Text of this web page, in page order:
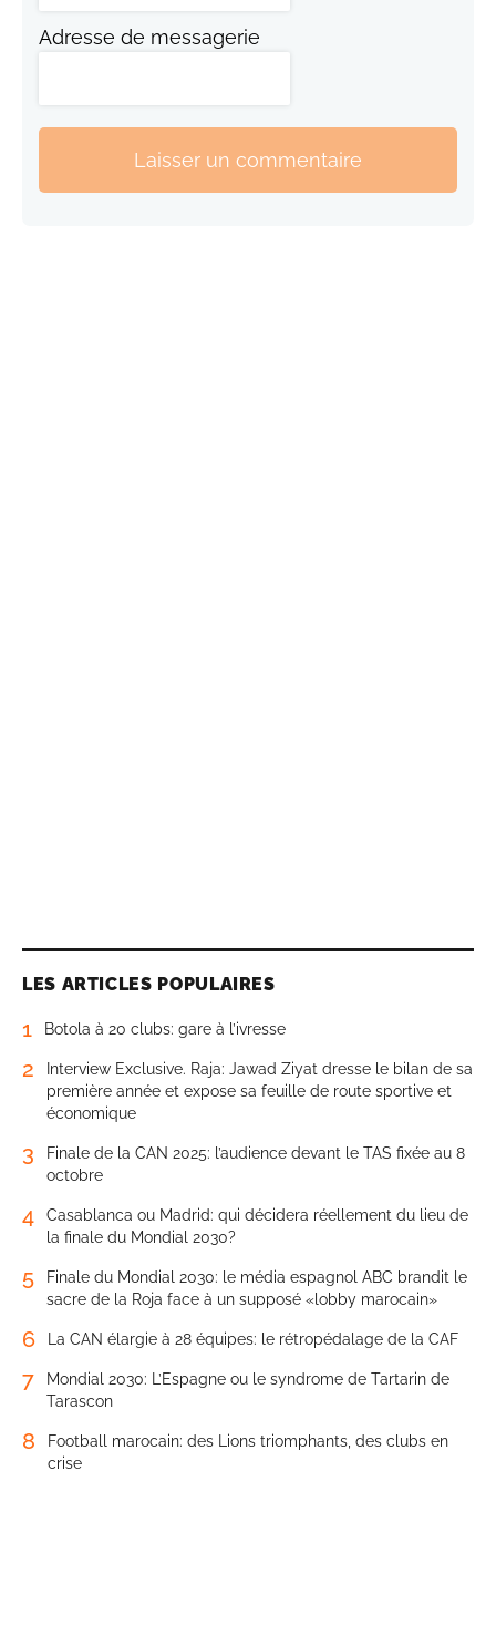
Adresse de messagerie
Laisser un commentaire
LES ARTICLES POPULAIRES
1 Botola à 20 clubs: gare à l’ivresse
2
Interview Exclusive. Raja: Jawad Ziyat dresse le bilan de sa
première année et expose sa feuille de route sportive et
économique
3
Finale de la CAN 2025: l’audience devant le TAS fixée au 8
octobre
4
Casablanca ou Madrid: qui décidera réellement du lieu de
la finale du Mondial 2030?
5
Finale du Mondial 2030: le média espagnol ABC brandit le
sacre de la Roja face à un supposé «lobby marocain»
6 La CAN élargie à 28 équipes: le rétropédalage de la CAF
7
Mondial 2030: L’Espagne ou le syndrome de Tartarin de
Tarascon
8
Football marocain: des Lions triomphants, des clubs en
crise